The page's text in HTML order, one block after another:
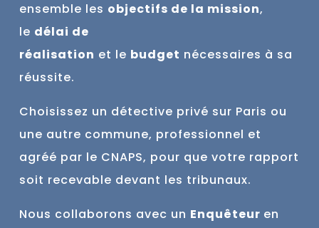
ensemble les objectifs de la mission,
le délai de
réalisation et le budget nécessaires à sa
réussite.
Choisissez un détective privé sur Paris ou
une autre commune, professionnel et
agréé par le CNAPS, pour que votre rapport
soit recevable devant les tribunaux.
Nous collaborons avec un Enquêteur en